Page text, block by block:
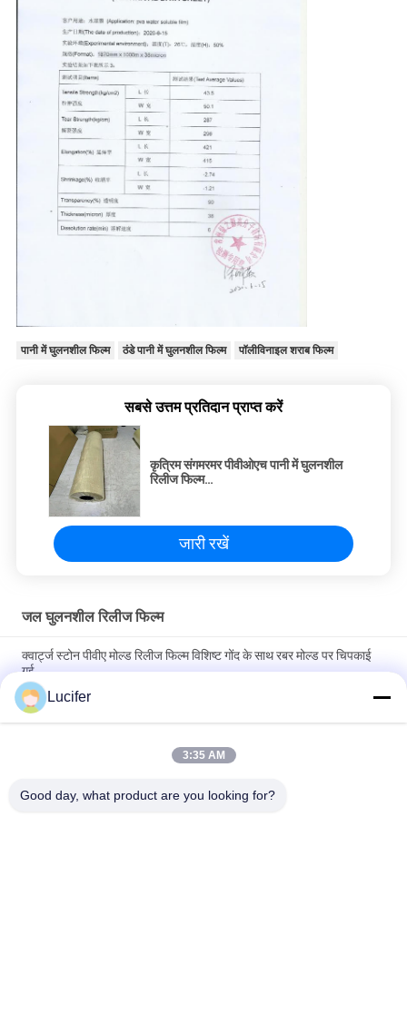
पानी में घुलनशील फिल्म ठंडे पानी में घुलनशील फिल्म पॉलीविनाइल शराब फिल्म
सबसे उत्तम प्रतिदान प्राप्त करें
कृत्रिम संगमरमर पीवीओएच पानी में घुलनशील
रिलीज फिल्म
जारी रखें
जल घुलनशील रिलीज फिल्म
क्वार्ट्ज स्टोन पीवीए मोल्ड रिलीज फिल्म विशिष्ट गोंद के साथ रबर मोल्ड पर चिपकाई
गई
क्वार्ट्ज पत्थर की चादरों के लिए 1850mmx1000mx38micron PVA रिलीज़
फिल्म
उच्च तापमान / शक्ति के साथ 1840mmx1000mx30micron पीवीए पानी में
Lucifer
3:35 AM
Good day, what product are you looking for?